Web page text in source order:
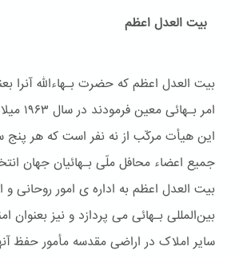
بیت العدل اعظم
بیت العدل اعظم که حضرت بـهاءالله آنرا
امر
این هیأت مرکّب از نه نفر است که هر پنج
جمیع اعضاء محافل ملّی بـهائیان جهان
بیت العدل اعظم به اداره ی امور روحانی و
بین‌المللی بـهائی می پردازد و نیز بعنوان
سایر املاک در اراضی مقدسه مأمور